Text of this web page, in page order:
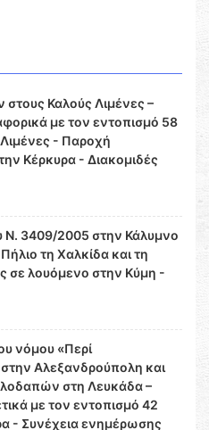
Καλούς Λιμένες –
με τον εντοπισμό 58
- Παροχή
Κέρκυρα - Διακομιδές
Ν. 3409/2005 στην Κάλυμνο
τη Χαλκίδα και τη
σε λουόμενο στην Κύμη -
νόμου «Περί
Αλεξανδρούπολη και
στη Λευκάδα –
με τον εντοπισμό 42
- Συνέχεια ενημέρωσης